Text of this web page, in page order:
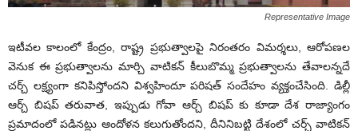
Representative Image
ఇటీవల కాలంలో కేంద్రం, రాష్ట్ర ప్రభుత్వాలపై నిరంతరం విమర్శలు, ఆరోపణల
వెనుక ఈ ప్రభుత్వాలను మార్చి వాటికన్ కీలుబొమ్మ ప్రభుత్వాలను తేవాలన్నదే
చర్చ్ లక్ష్యంగా కనిపిస్తోందని విశ్వహిందూ పరిషత్ సందేహం వ్యక్తంచేసింది. డిల్లీ
ఆర్చ్ బిషప్ తరువాత, ఇప్పుడు గోవా ఆర్చ్ బిషప్ కు కూడా దేశ రాజ్యాంగం
ప్రమాదంలో పడినట్లు ఆందోళన కలుగుతోందని, దీనినిబట్టి దేశంలో చర్చ్ వాటికన్